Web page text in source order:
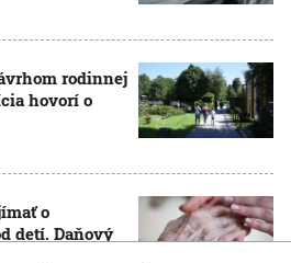
rodinnej
hovorí o
o
detí. Daňový